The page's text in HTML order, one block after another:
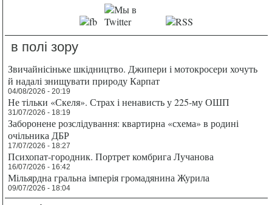
в полі зору
Звичайнісіньке шкідництво. Джипери і мотокросери хочуть
й надалі знищувати природу Карпат
04/08/2026 - 20:19
Не тільки «Скеля». Страх і ненависть у 225-му ОШП
31/07/2026 - 18:19
Заборонене розслідування: квартирна «схема» в родині
очільника ДБР
17/07/2026 - 18:27
Психопат-городник. Портрет комбрига Лучанова
16/07/2026 - 16:42
Мільярдна гральна імперія громадянина Журила
09/07/2026 - 18:04